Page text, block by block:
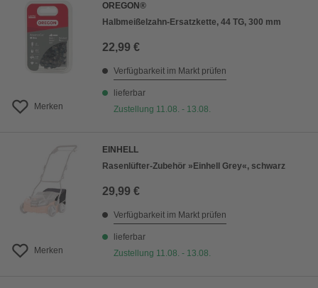
Merken
OREGON®
Halbmeißelzahn-Ersatzkette, 44 TG, 300 mm
22,99 €
Verfügbarkeit im Markt prüfen
lieferbar
Zustellung 11.08. - 13.08.
Merken
EINHELL
Rasenlüfter-Zubehör »Einhell Grey«, schwarz
29,99 €
Verfügbarkeit im Markt prüfen
lieferbar
Zustellung 11.08. - 13.08.